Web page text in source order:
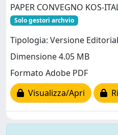
PAPER CONVEGNO KOS-
Solo gestori archvio
Tipologia: Versione
Dimensione 4.05 MB
Formato Adobe PDF
Visualizza/Apri